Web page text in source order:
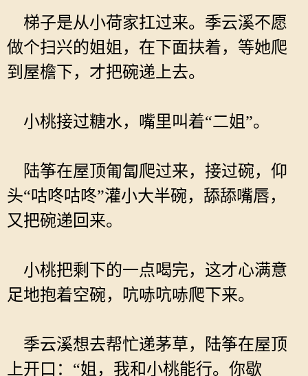
梯子是从小荷家扛过来。季云溪不愿
做个扫兴的姐姐，在下面扶着，等她爬
到屋檐下，才把碗递上去。
小桃接过糖水，嘴里叫着“二姐”。
陆筝在屋顶匍匐爬过来，接过碗，仰
头“咕咚咕咚”灌小大半碗，舔舔嘴唇，
又把碗递回来。
小桃把剩下的一点喝完，这才心满意
足地抱着空碗，吭哧吭哧爬下来。
季云溪想去帮忙递茅草，陆筝在屋顶
上开口：“姐，我和小桃能行。你歇